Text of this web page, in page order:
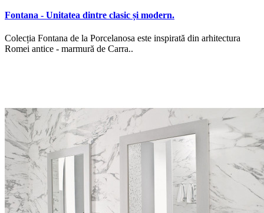
Fontana - Unitatea dintre clasic și modern.
Colecția Fontana de la Porcelanosa este inspirată din arhitectura
Romei antice - marmură de Carra..